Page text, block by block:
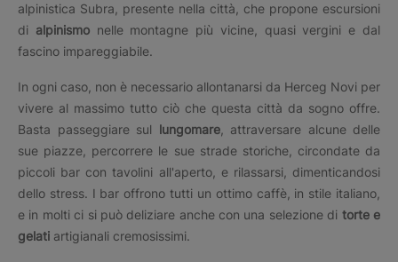
alpinistica Subra, presente nella città, che propone escursioni
di alpinismonelle montagne più vicine, quasi vergini e dal
fascino impareggiabile.
In ogni caso, non è necessario allontanarsi da Herceg Novi per
vivere al massimo tutto ciò che questa città da sogno offre.
Basta passeggiare sul lungomare, attraversare alcune delle
sue piazze, percorrere le sue strade storiche, circondate da
piccoli bar con tavolini all'aperto, e rilassarsi, dimenticandosi
dello stress. I bar offrono tutti un ottimo caffè, in stile italiano,
e in molti ci si può deliziare anche con una selezione di torte e
gelati artigianali cremosissimi.